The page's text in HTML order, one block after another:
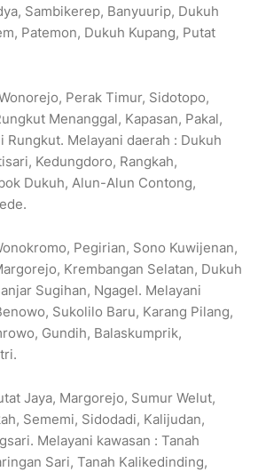
Sambikerep, Banyuurip, Dukuh
Patemon, Dukuh Kupang, Putat
Perak Timur, Sidotopo,
Menanggal, Kapasan, Pakal,
Rungkut. Melayani daerah : Dukuh
Kedungdoro, Rangkah,
Dukuh, Alun-Alun Contong,
Pegirian, Sono Kuwijenan,
Krembangan Selatan, Dukuh
Sugihan, Ngagel. Melayani
Sukolilo Baru, Karang Pilang,
Gundih, Balaskumprik,
Jaya, Margorejo, Sumur Welut,
Sememi, Sidodadi, Kalijudan,
Melayani kawasan : Tanah
Sari, Tanah Kalikedinding,